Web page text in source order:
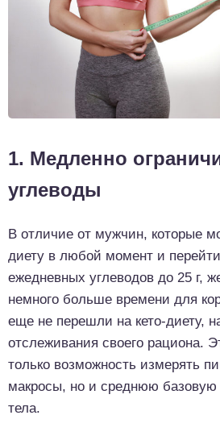
1. Медленно
углеводы
В отличие от мужчин, которые
диету в любой момент и
ежедневных углеводов до 25 г,
немного больше времени для
еще не перешли на кето-диету,
отслеживания своего рациона.
только возможность измерять
макросы, но и среднюю базовую
тела.